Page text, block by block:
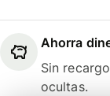
Ahorra
Sin
ocultas.